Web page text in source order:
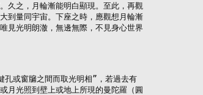
久之，月輪漸能明白顯現。至此，再觀
到量同宇宙。下座之時，應觀想月輪漸
見光明朗澈，無邊無際，不見身心世界
孔或窗牖之間而取光明相”，若過去有
月光照到壁上或地上所現的曼陀羅（圓